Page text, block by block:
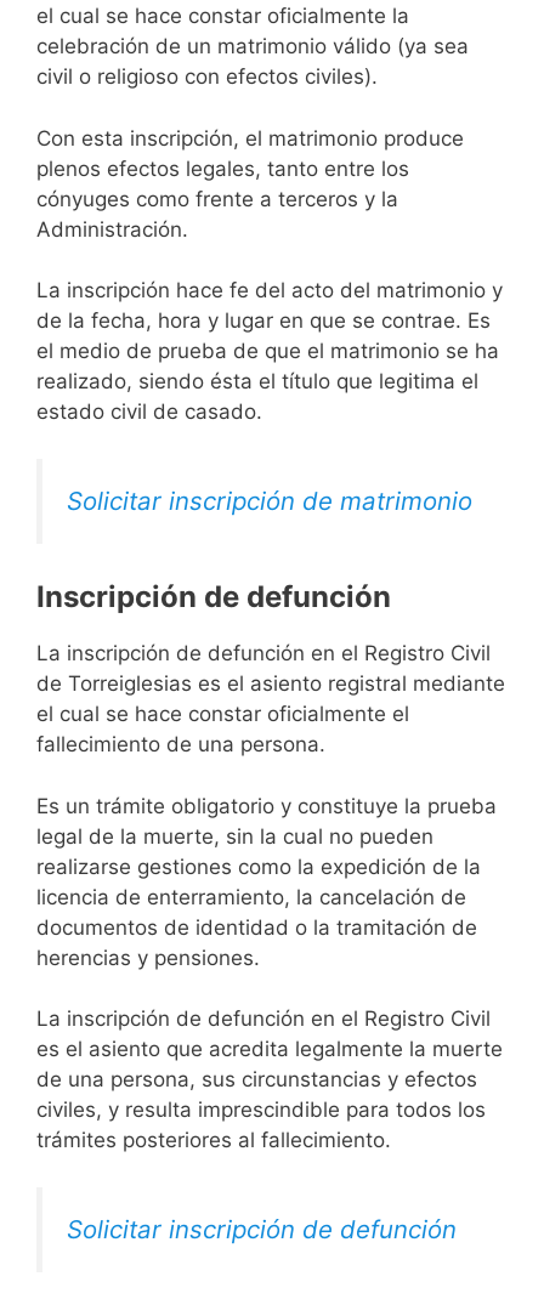
el cual se hace constar oficialmente la
celebración de un matrimonio válido (ya sea
civil o religioso con efectos civiles).
Con esta inscripción, el matrimonio produce
plenos efectos legales, tanto entre los
cónyuges como frente a terceros y la
Administración.
La inscripción hace fe del acto del matrimonio y
de la fecha, hora y lugar en que se contrae. Es
el medio de prueba de que el matrimonio se ha
realizado, siendo ésta el título que legitima el
estado civil de casado.
Solicitar inscripción de matrimonio
Inscripción de defunción
La inscripción de defunción en el Registro Civil
de Torreiglesias es el asiento registral mediante
el cual se hace constar oficialmente el
fallecimiento de una persona.
Es un trámite obligatorio y constituye la prueba
legal de la muerte, sin la cual no pueden
realizarse gestiones como la expedición de la
licencia de enterramiento, la cancelación de
documentos de identidad o la tramitación de
herencias y pensiones.
La inscripción de defunción en el Registro Civil
es el asiento que acredita legalmente la muerte
de una persona, sus circunstancias y efectos
civiles, y resulta imprescindible para todos los
trámites posteriores al fallecimiento.
Solicitar inscripción de defunción